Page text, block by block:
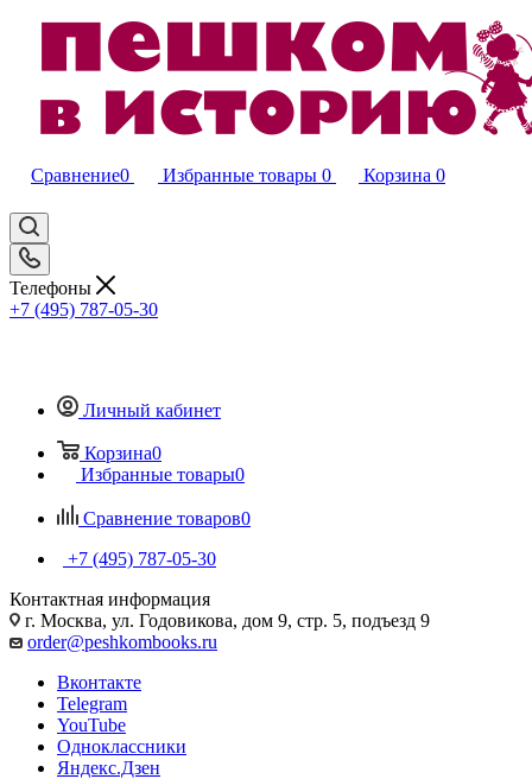
Сравнение0 Избранные товары 0 Корзина 0
Телефоны
+7 (495) 787-05-30
Личный кабинет
Корзина0
Избранные товары0
Сравнение товаров0
+7 (495) 787-05-30
Контактная информация
г. Москва, ул. Годовикова, дом 9, стр. 5, подъезд 9
order@peshkombooks.ru
Вконтакте
Telegram
YouTube
Одноклассники
Яндекс.Дзен